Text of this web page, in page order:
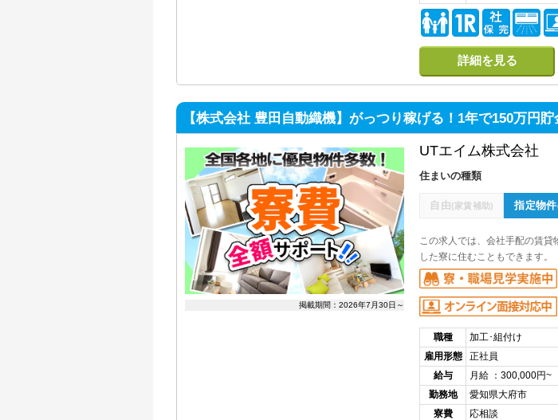
詳細を見る
【株式会社 豊田自動織機】がっつり稼げる！1年で150万円
掲載期間：2026年7月30日～
UTエイム株式会社
住まいの種類
自由(家賃補助) 指定物件
この求人では、会社手配の賃
した寮に住むこともできます。
職種
加工･組付け
雇用形態
正社員
給与
月給 ：300,000円
勤務地
愛知県大府市
寮費
応相談